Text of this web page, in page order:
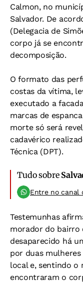
Calmon, no
Salvador. De
(Delegacia de
corpo já se
decomposição.
O formato das
costas da vítima,
executado a
marcas de
morte só será
cadavérico
Técnica (DPT).
Tudo sobre
Entre no canal
Testemunhas
morador do bairro
desaparecido há
por duas
local e, sentindo o
encontraram o